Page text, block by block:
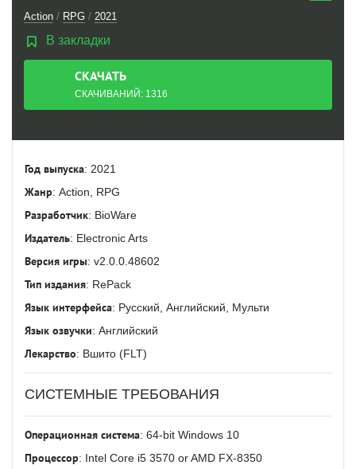
Action / RPG / 2021
В закладки
СКАЧАТЬ
ТОРРЕНТ
СКАЧИВАНИЙ: 1316
Год выпуска: 2021
Жанр: Action, RPG
Разработчик: BioWare
Издатель: Electronic Arts
Версия игры: v2.0.0.48602
Тип издания: RePack
Язык интерфейса: Русский, Английский, Мульти
Язык озвучки: Английский
Лекарство: Вшито (FLT)
СИСТЕМНЫЕ ТРЕБОВАНИЯ
Операционная система: 64-bit Windows 10
Процессор: Intel Core i5 3570 or AMD FX-8350